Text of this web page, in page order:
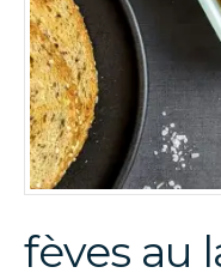
fèves au